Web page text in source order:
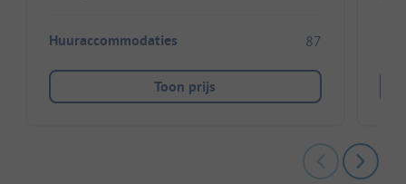
Huuraccommodaties 87
Toon prijs